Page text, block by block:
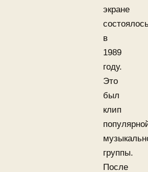
экране
в
1989
году.
Это
был
клип
группы.
После